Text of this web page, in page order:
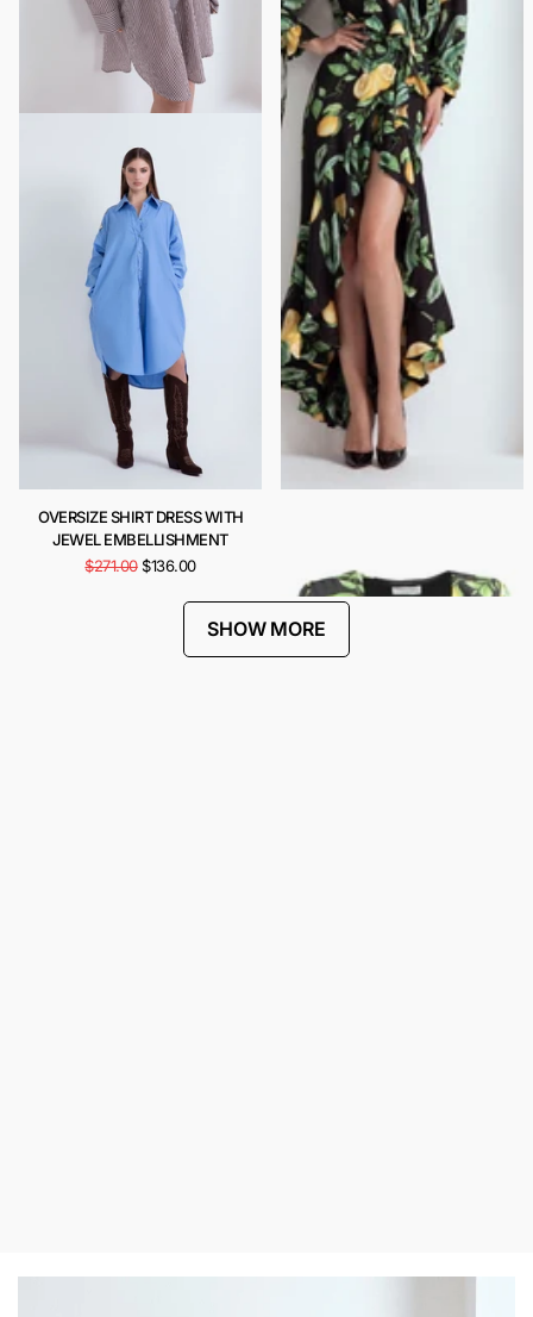
OVERSIZE SHIRT DRESS WITH
JEWEL EMBELLISHMENT
$271.00$136.00
SHOW MORE